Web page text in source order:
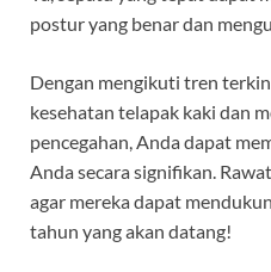
postur yang benar dan
Dengan mengikuti tren
kesehatan telapak kaki dan
pencegahan, Anda dapat
Anda secara signifikan.
agar mereka dapat
tahun yang akan datang!